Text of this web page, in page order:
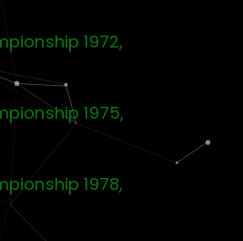
1972,
1975,
1978,